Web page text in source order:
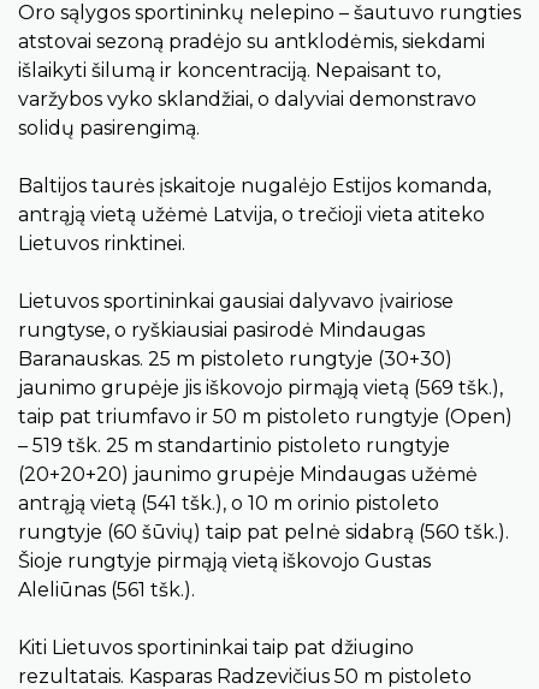
Oro sąlygos sportininkų nelepino – šautuvo rungties
atstovai sezoną pradėjo su antklodėmis, siekdami
išlaikyti šilumą ir koncentraciją. Nepaisant to,
varžybos vyko sklandžiai, o dalyviai demonstravo
solidų pasirengimą.
Baltijos taurės įskaitoje nugalėjo Estijos komanda,
antrąją vietą užėmė Latvija, o trečioji vieta atiteko
Lietuvos rinktinei.
Lietuvos sportininkai gausiai dalyvavo įvairiose
rungtyse, o ryškiausiai pasirodė Mindaugas
Baranauskas. 25 m pistoleto rungtyje (30+30)
jaunimo grupėje jis iškovojo pirmąją vietą (569 tšk.),
taip pat triumfavo ir 50 m pistoleto rungtyje (Open)
– 519 tšk. 25 m standartinio pistoleto rungtyje
(20+20+20) jaunimo grupėje Mindaugas užėmė
antrąją vietą (541 tšk.), o 10 m orinio pistoleto
rungtyje (60 šūvių) taip pat pelnė sidabrą (560 tšk.).
Šioje rungtyje pirmąją vietą iškovojo Gustas
Aleliūnas (561 tšk.).
Kiti Lietuvos sportininkai taip pat džiugino
rezultatais. Kasparas Radzevičius 50 m pistoleto